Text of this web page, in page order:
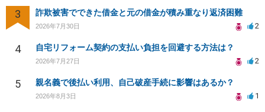
3 詐欺被害でできた借金と元の借金が積み重なり返済困難
2026年7月30日 2
4 自宅リフォーム契約の支払い負担を回避する方法は？
2026年7月27日 2
5 親名義で後払い利用、自己破産手続に影響はあるか？
2026年8月3日 1